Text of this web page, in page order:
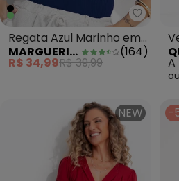
Regata Azul Marinho em
Canelado MARGUERITE (164)
R$ 34,99R$ 39,99 A
ou
NEW -